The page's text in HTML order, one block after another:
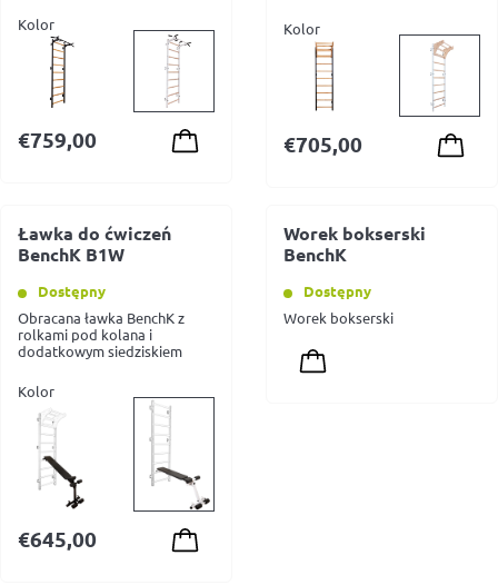
Kolor
€759,00
Kolor
€705,00
Ławka do ćwiczeń
BenchK B1W
Dostępny
Obracana ławka BenchK z
rolkami pod kolana i
dodatkowym siedziskiem
Kolor
€645,00
Worek bokserski
BenchK
Dostępny
Worek bokserski